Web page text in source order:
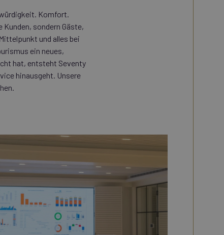
Komfort.
Kunden, sondern Gäste,
und alles bei
ein neues,
hat, entsteht Seventy
hinausgeht. Unsere